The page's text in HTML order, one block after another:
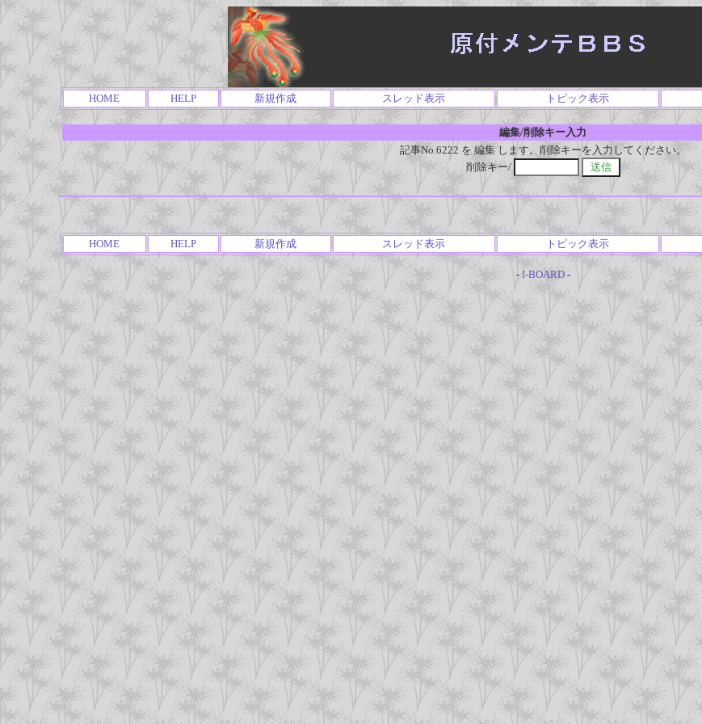
HOME HELP 新規作成 スレッド表示 トピック表示
編集/削除キー入力
記事No.6222 を 編集 します。削除キーを入力してください。
削除キー/
HOME HELP 新規作成 スレッド表示 トピック表示
- I-BOARD-